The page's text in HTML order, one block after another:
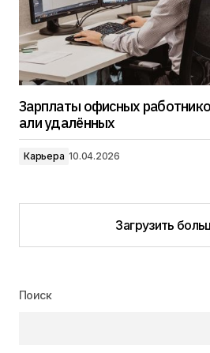
Зарплаты офисных
али удалённых
Карьера 10.04.2026
Загрузить
Загрузить
Поиск